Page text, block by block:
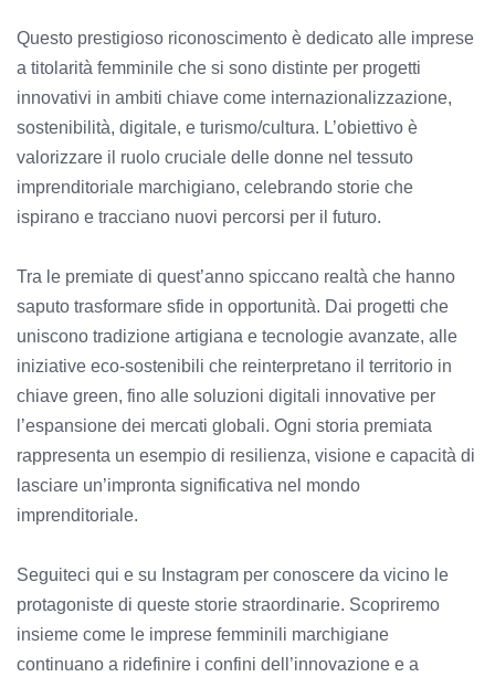
Questo prestigioso riconoscimento è dedicato alle imprese
a titolarità femminile che si sono distinte per progetti
innovativi in ambiti chiave come internazionalizzazione,
sostenibilità, digitale, e turismo/cultura. L’obiettivo è
valorizzare il ruolo cruciale delle donne nel tessuto
imprenditoriale marchigiano, celebrando storie che
ispirano e tracciano nuovi percorsi per il futuro.
Tra le premiate di quest’anno spiccano realtà che hanno
saputo trasformare sfide in opportunità. Dai progetti che
uniscono tradizione artigiana e tecnologie avanzate, alle
iniziative eco-sostenibili che reinterpretano il territorio in
chiave green, fino alle soluzioni digitali innovative per
l’espansione dei mercati globali. Ogni storia premiata
rappresenta un esempio di resilienza, visione e capacità di
lasciare un’impronta significativa nel mondo
imprenditoriale.
Seguiteci qui e su Instagram per conoscere da vicino le
protagoniste di queste storie straordinarie. Scopriremo
insieme come le imprese femminili marchigiane
continuano a ridefinire i confini dell’innovazione e a